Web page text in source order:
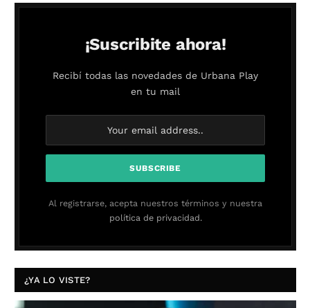
¡Suscribite ahora!
Recibí todas las novedades de Urbana Play
en tu mail
Al registrarse, acepta nuestros términos y nuestra
política de privacidad.
¿YA LO VISTE?